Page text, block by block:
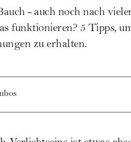
- auch noch nach
funktionieren? 5 Tipps,
zu erhalten.